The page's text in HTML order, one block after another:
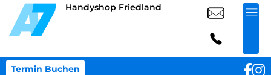
Handyshop Friedland
Termin Buchen